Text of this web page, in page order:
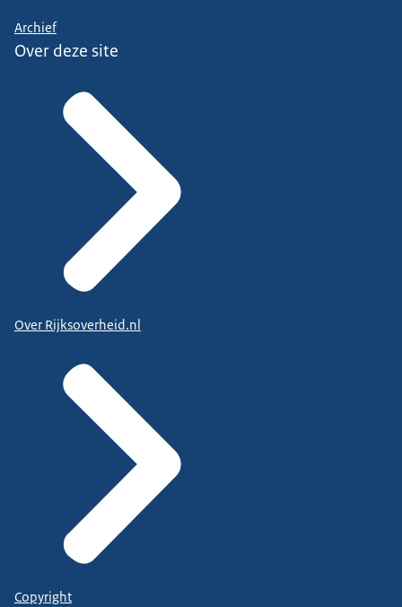
Archief
Over deze site
Over Rijksoverheid.nl
Copyright